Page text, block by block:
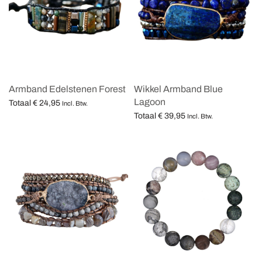
Armband Edelstenen Forest
Totaal € 24,95 Incl. Btw.
Wikkel Armband Blue
Lagoon
Totaal € 39,95 Incl. Btw.